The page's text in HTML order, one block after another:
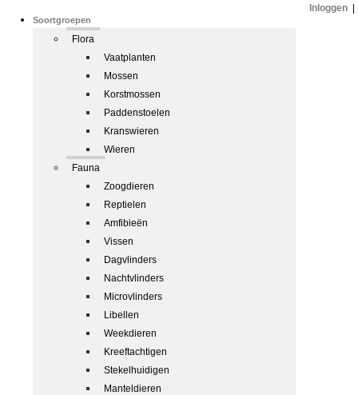
Soortgroepen
Flora
Vaatplanten
Mossen
Korstmossen
Paddenstoelen
Kranswieren
Wieren
Fauna
Zoogdieren
Reptielen
Amfibieën
Vissen
Dagvlinders
Nachtvlinders
Microvlinders
Libellen
Weekdieren
Kreeftachtigen
Stekelhuidigen
Manteldieren
Inloggen